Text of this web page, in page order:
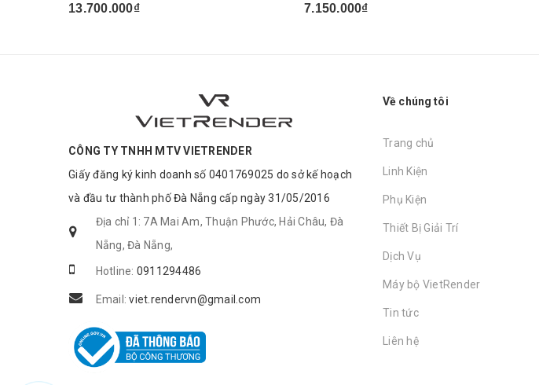
13.700.000₫ 7.150.000₫
CÔNG TY TNHH MTV VIETRENDER
Giấy đăng ký kinh doanh số 0401769025 do sở kế hoạch
và đầu tư thành phố Đà Nẵng cấp ngày 31/05/2016
Địa chỉ 1: 7A Mai Am, Thuận Phước, Hải Châu, Đà
Nẵng, Đà Nẵng,
Hotline: 0911294486
Email:viet.rendervn@gmail.com
Về chúng tôi
Trang chủ
Linh Kiện
Phụ Kiện
Thiết Bị Giải Trí
Dịch Vụ
Máy bộ VietRender
Tin tức
Liên hệ